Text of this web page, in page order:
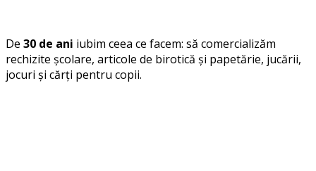
De 30 de ani iubim ceea ce facem: să comercializăm
rechizite școlare, articole de birotică și papetărie, jucării,
jocuri și cărți pentru copii.